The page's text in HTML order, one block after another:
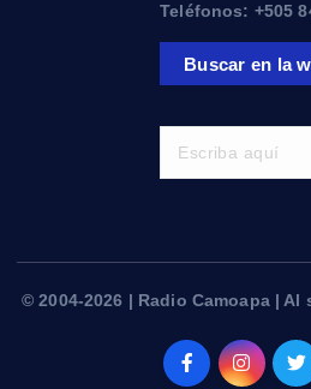
Teléfonos: +505
Buscar en la
© 2004-2026 | Radio Camoapa |